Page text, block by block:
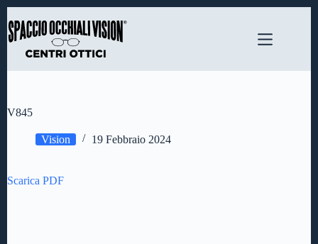
al
contenuto
V845
Vision 19 Febbraio 2024
Scarica PDF